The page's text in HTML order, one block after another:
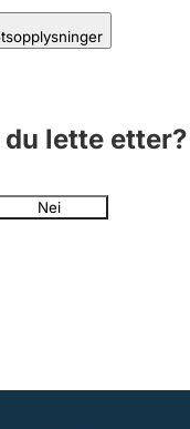
lette etter?
Nei